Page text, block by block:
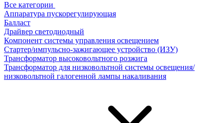
Все категории
Аппаратура пускорегулирующая
Балласт
Драйвер светодиодный
Компонент системы управления освещением
Стартер/импульсно-зажигающее устройство (ИЗУ)
Трансформатор высоковольтного розжига
Трансформатор для низковольтной системы освещения/
низковольтной галогенной лампы накаливания